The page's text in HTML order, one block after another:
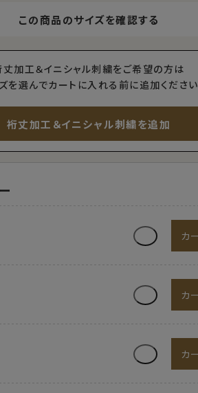
この商品のサイズを確認する
丈加工＆イニシャル刺繍をご希望の方は
を選んでカートに入れる前に追加ください
裄丈加工＆イニシャル刺繍を追加
カ
カ
カ